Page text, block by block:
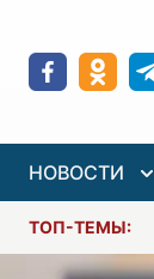
НОВОСТИ
ТОП-ТЕМЫ: